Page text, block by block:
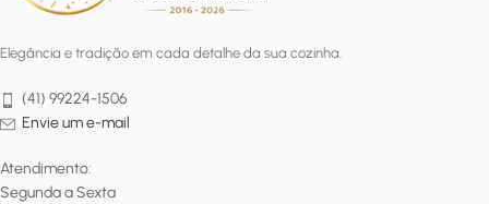
Elegância e tradição em cada detalhe da sua cozinha.
(41) 99224-1506
Envie um e-mail
Atendimento:
Segunda a Sexta